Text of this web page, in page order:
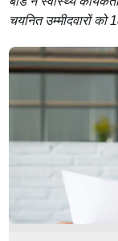
चयनित उम्मीदवारों